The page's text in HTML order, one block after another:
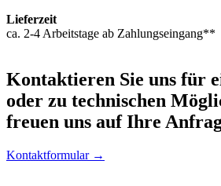
Lieferzeit
ca. 2-4 Arbeitstage ab Zahlungseingang**
Kontaktieren Sie uns für
oder zu technischen
freuen uns auf Ihre
Kontaktformular →